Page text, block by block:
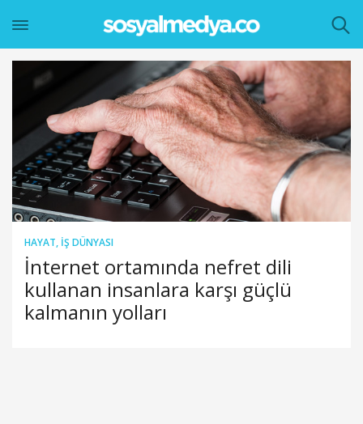
HAYAT, İŞ DÜNYASI
İnternet ortamında nefret dili
kullanan insanlara karşı güçlü
kalmanın yolları